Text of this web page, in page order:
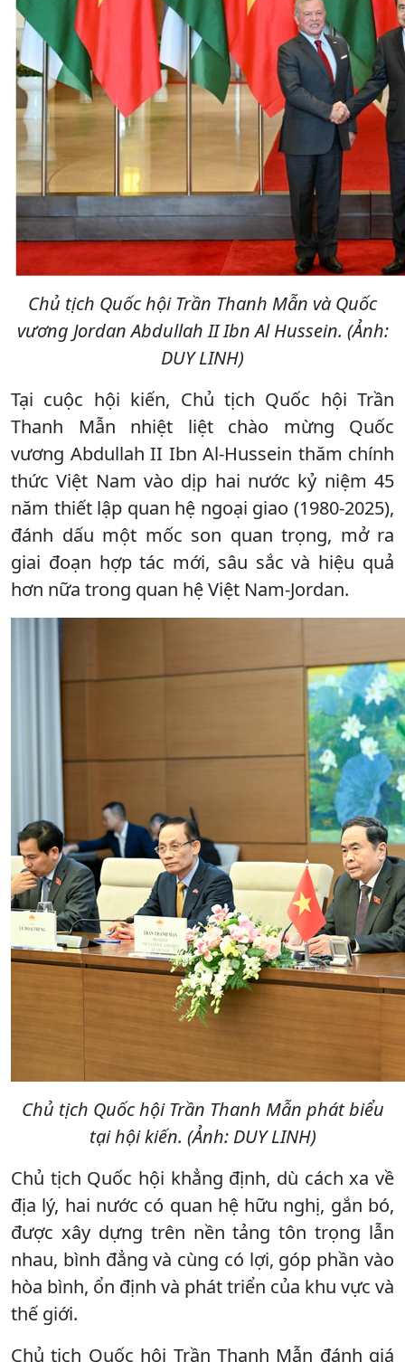
Chủ tịch Quốc hội Trần Thanh Mẫn và Quốc
vương Jordan Abdullah II Ibn Al Hussein. (Ảnh:
DUY LINH)
Tại cuộc hội kiến, Chủ tịch Quốc hội Trần
Thanh Mẫn nhiệt liệt chào mừng Quốc
vương Abdullah II Ibn Al-Hussein thăm chính
thức Việt Nam vào dịp hai nước kỷ niệm 45
năm thiết lập quan hệ ngoại giao (1980-2025),
đánh dấu một mốc son quan trọng, mở ra
giai đoạn hợp tác mới, sâu sắc và hiệu quả
hơn nữa trong quan hệ Việt Nam-Jordan.
Chủ tịch Quốc hội Trần Thanh Mẫn phát biểu
tại hội kiến. (Ảnh: DUY LINH)
Chủ tịch Quốc hội khẳng định, dù cách xa về
địa lý, hai nước có quan hệ hữu nghị, gắn bó,
được xây dựng trên nền tảng tôn trọng lẫn
nhau, bình đẳng và cùng có lợi, góp phần vào
hòa bình, ổn định và phát triển của khu vực và
thế giới.
Chủ tịch Quốc hội Trần Thanh Mẫn đánh giá